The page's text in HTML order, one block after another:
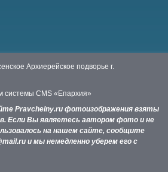
Архиерейское подворье г.
системы CMS «Епархия»
Pravchelny.ru фотоизображения взяты
Если Вы являетесь автором фото и не
на нашем сайте, сообщите
и мы немедленно уберем его с